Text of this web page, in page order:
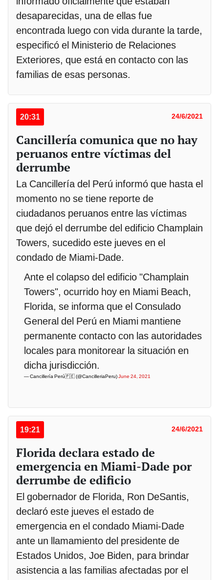
desaparecidas, una de ellas fue
encontrada luego con vida durante la tarde,
especificó el Ministerio de Relaciones
Exteriores, que está en contacto con las
familias de esas personas.
20:31 24/6/2021
Cancillería comunica que no hay
peruanos entre víctimas del
derrumbe
La Cancillería del Perú informó que hasta el
momento no se tiene reporte de
ciudadanos peruanos entre las víctimas
que dejó el derrumbe del edificio Champlain
Towers, sucedido este jueves en el
condado de Miami-Dade.
Ante el colapso del edificio "Champlain
Towers", ocurrido hoy en Miami Beach,
Florida, se informa que el Consulado
General del Perú en Miami mantiene
permanente contacto con las autoridades
locales para monitorear la situación en
dicha jurisdicción.
— Cancillería Perú🇵🇪 (@CancilleriaPeru)June 24, 2021
19:21 24/6/2021
Florida declara estado de
emergencia en Miami-Dade por
derrumbe de edificio
El gobernador de Florida, Ron DeSantis,
declaró este jueves el estado de
emergencia en el condado Miami-Dade
ante un llamamiento del presidente de
Estados Unidos, Joe Biden, para brindar
asistencia a las familias afectadas por el